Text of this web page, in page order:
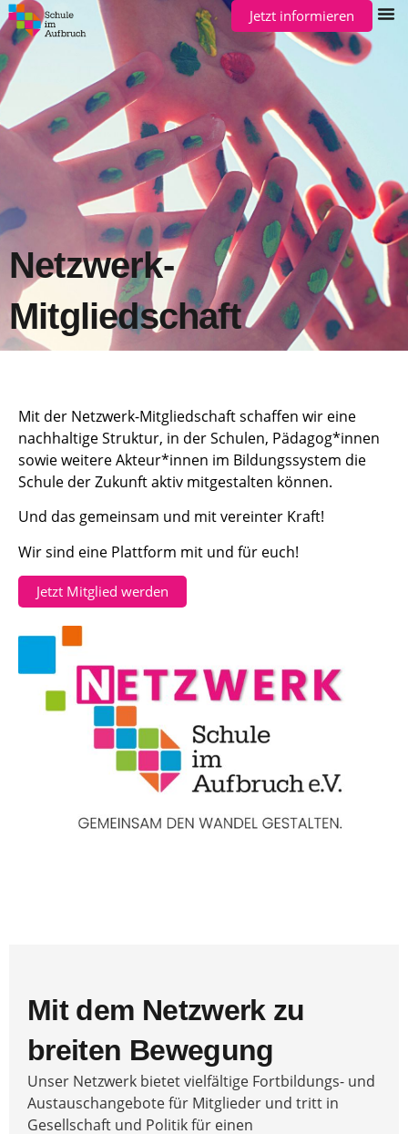
Jetzt informieren
Netzwerk-
Mitgliedschaft
Mit der Netzwerk-Mitgliedschaft schaffen wir eine
nachhaltige Struktur, in der Schulen, Pädagog*innen
sowie weitere Akteur*innen im Bildungssystem die
Schule der Zukunft aktiv mitgestalten können.
Und das gemeinsam und mit vereinter Kraft!
Wir sind eine Plattform mit und für euch!
Jetzt Mitglied werden
Mit dem Netzwerk zu
breiten Bewegung
Unser Netzwerk bietet vielfältige Fortbildungs- und
Austauschangebote für Mitglieder und tritt in
Gesellschaft und Politik für einen